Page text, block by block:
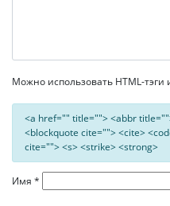
Можно использовать HTML-тэги
<a href="" title=""> <abbr
<blockquote cite=""> <cite>
cite=""> <s> <strike> <strong>
Имя *